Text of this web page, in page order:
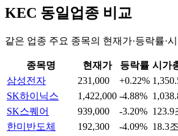
KEC 동일업종 비교
같은 업종 주요 종목의 현재가·등락률·
종목명 현재가 등락률 시가
삼성전자
231,000 +0.22%
SK하이닉스
1,422,000 -4.88%
SK스퀘어
939,000 -3.20% 123.9
한미반도체
192,300 -4.09% 18.3조